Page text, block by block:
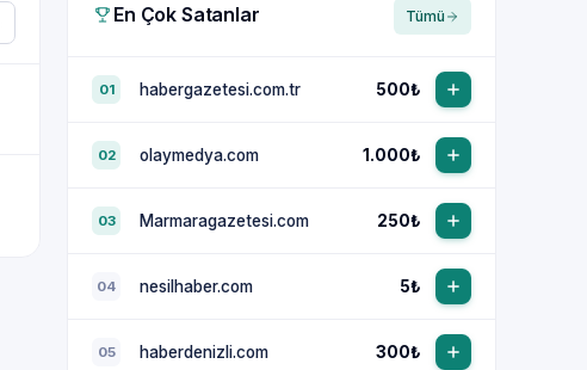
En Çok Satanlar Tümü
01 habergazetesi.com.tr 500₺
02 olaymedya.com 1.000₺
03 Marmaragazetesi.com 250₺
04 nesilhaber.com 5₺
05 haberdenizli.com 300₺